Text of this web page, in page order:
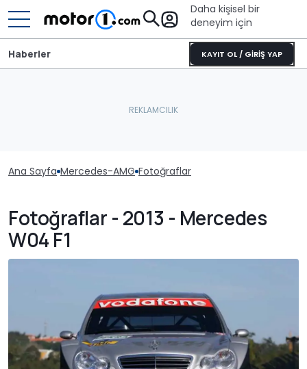
Daha kişisel bir
deneyim için
KAYIT OL / GİRİŞ YAP
Haberler
Ana Sayfa Mercedes-AMG Fotoğraflar
Fotoğraflar - 2013 - Mercedes
W04 F1